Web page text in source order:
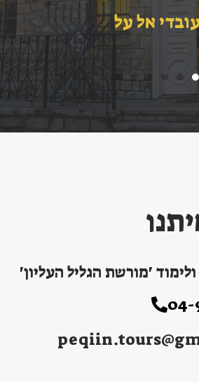
אל על
'מורשת הגליל העליון'
04-